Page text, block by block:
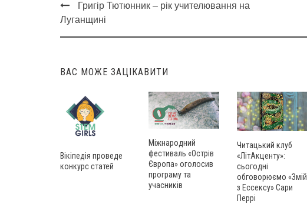
Post
navigation
Григір Тютюнник – рік учителювання на
Луганщині
ВАС МОЖЕ ЗАЦІКАВИТИ
Вікіпедія проведе
конкурс статей
Міжнародний
фестиваль «Острів
Європа» оголосив
програму та
учасників
Читацький клуб
«ЛітАкценту»:
сьогодні
обговорюємо «Змій
з Ессексу» Сари
Перрі